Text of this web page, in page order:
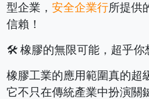
型企業，安全企業行所提供
信賴！
🛠️ 橡膠的無限可能，超乎你
橡膠工業的應用範圍真的超
它不只在傳統產業中扮演關